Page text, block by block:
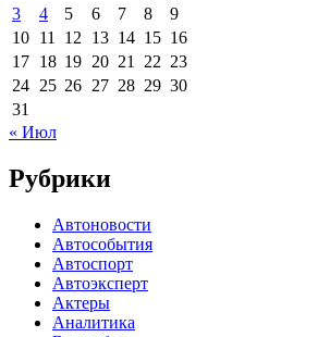
3
4 5 6 7 8
9
10 11 12 13 14 15 16
17 18 19 20 21 22 23
24 25 26 27 28 29 30
31
« Июл
Рубрики
Автоновости
Автособытия
Автоспорт
Автоэксперт
Актеры
Аналитика